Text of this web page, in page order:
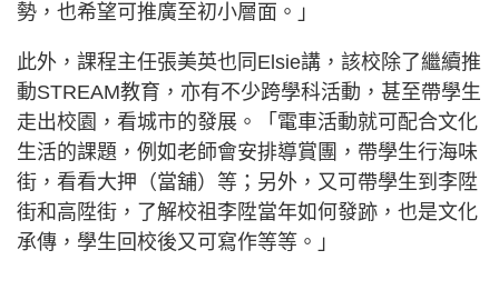
勢，也希望可推廣至初小層面。」
此外，課程主任張美英也同Elsie講，該校除了繼續推
動STREAM教育，亦有不少跨學科活動，甚至帶學生
走出校園，看城市的發展。「電車活動就可配合文化
生活的課題，例如老師會安排導賞團，帶學生行海味
街，看看大押（當舖）等；另外，又可帶學生到李陞
街和高陞街，了解校祖李陞當年如何發跡，也是文化
承傳，學生回校後又可寫作等等。」